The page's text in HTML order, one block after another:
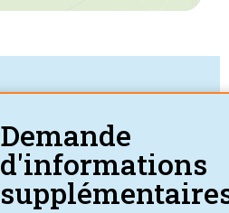
Demande
d'informations